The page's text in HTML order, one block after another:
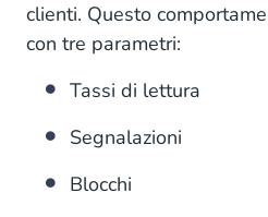
clienti. Questo
con tre parametri:
Tassi di lettura
Segnalazioni
Blocchi